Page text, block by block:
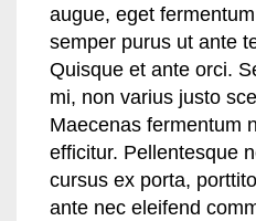
augue, eget
semper purus ut ante
Quisque et ante orci.
mi, non varius justo
Maecenas fermentum
efficitur. Pellentesque
cursus ex porta,
ante nec eleifend